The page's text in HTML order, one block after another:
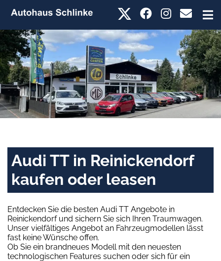
Audi TT in Reinickendorf
kaufen oder leasen
Entdecken Sie die besten Audi TT Angebote in
Reinickendorf und sichern Sie sich Ihren Traumwagen.
Unser vielfältiges Angebot an Fahrzeugmodellen lässt
fast keine Wünsche offen.
Ob Sie ein brandneues Modell mit den neuesten
technologischen Features suchen oder sich für ein